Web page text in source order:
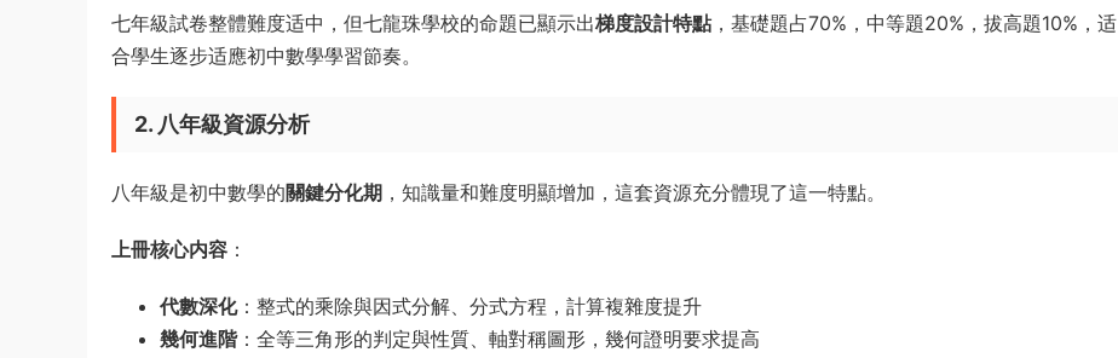
七年級試卷整體難度适中，但七龍珠學校的命題已顯示出梯度設計特點 ，基礎題占70%，中等題20%，拔高題10%，适
合學生逐步适應初中數學學習節奏。
2. 八年級資源分析
八年級是初中數學的關鍵分化期 ，知識量和難度明顯增加，這套資源充分體現了這一特點。
上冊核心内容 ：
代數深化：整式的乘除與因式分解、分式方程，計算複雜度提升
幾何進階：全等三角形的判定與性質、軸對稱圖形，幾何證明要求提高